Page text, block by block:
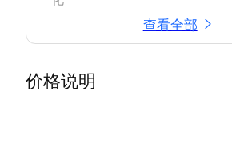
查看全部
价格说明